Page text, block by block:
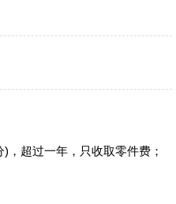
超过一年，只收取零件费；